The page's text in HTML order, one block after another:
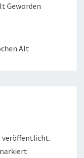
Geworden
Alt
veröffentlicht.